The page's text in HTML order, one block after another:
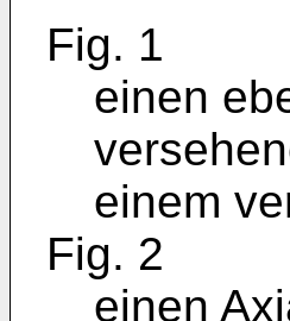
Fig. 1
einen
einem
Fig. 2
einen